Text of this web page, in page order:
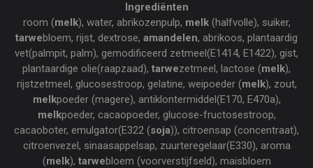
Ingrediënten
room (melk), water, abrikozenpulp, melk(halfvolle), suiker,
tarwebloem, rijst, dextrose, amandelen, abrikoos, plantaardig
vet(palmpit, palm), gemodificeerd zetmeel(E1414, E1422), gist,
plantaardige olie(raapzaad), tarwezetmeel, lactose (melk),
rijstzetmeel, glucosestroop, gelatine, weipoeder (melk), zout,
melkpoeder (magere), antiklontermiddel(E170, E470a),
melkpoeder, cacaopoeder, glucose-fructosestroop,
cacaoboter, emulgator(E322 (soja)), citroensap (concentraat),
citroenvezel, sinaasappelsap, zuurteregelaar(E330), aroma
(melk), tarwebloem (voorverstijfseld), maisbloem